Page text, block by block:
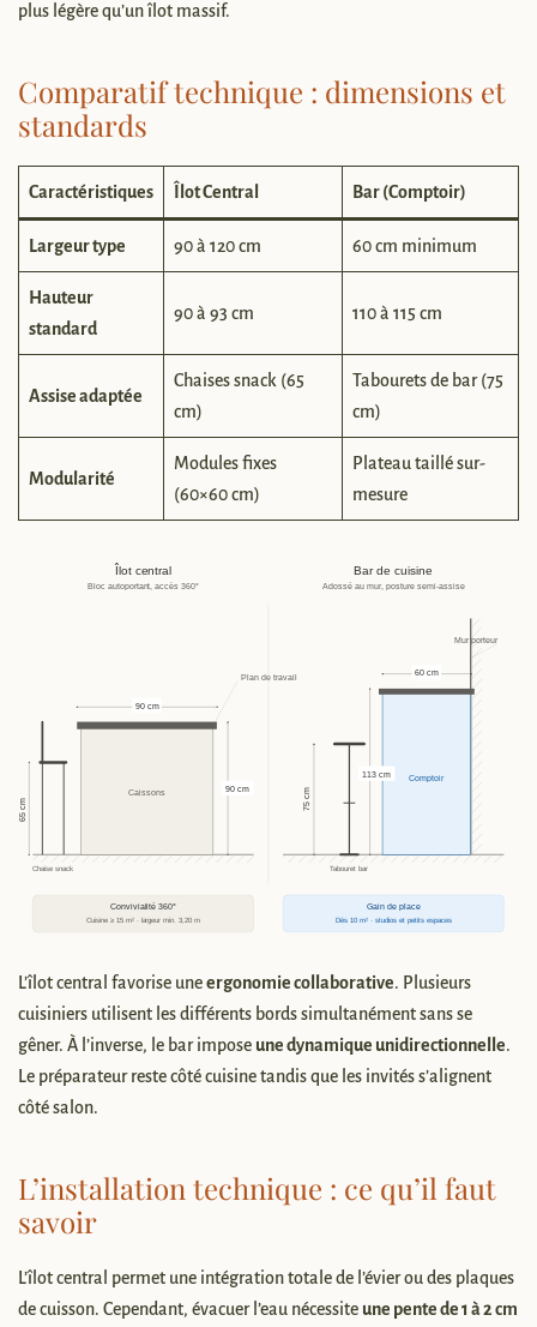
plus légère qu’un îlot massif.
Comparatif technique : dimensions et
standards
Caractéristiques Îlot Central Bar (Comptoir)
Largeur type 90 à 120 cm 60 cm minimum
Hauteur
standard
90 à 93 cm 110 à 115 cm
Assise adaptée
Chaises snack (65
cm)
Tabourets de bar (75
cm)
Modularité
Modules fixes
(60×60 cm)
Plateau taillé sur-
mesure
L’îlot central favorise uneergonomie collaborative. Plusieurs
cuisiniers utilisent les différents bords simultanément sans se
gêner. À l’inverse, le bar impose une dynamique unidirectionnelle.
Le préparateur reste côté cuisine tandis que les invités s’alignent
côté salon.
L’installation technique : ce qu’il faut
savoir
L’îlot central permet une intégration totale de l’évier ou des plaques
de cuisson. Cependant, évacuer l’eau nécessite une pente de 1 à 2 cm